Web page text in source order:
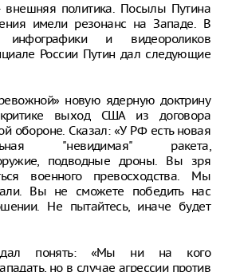
политика. Посылы Путина
имели резонанс на Западе. В
инфографики и видеороликов
России Путин дал следующие
новую ядерную доктрину
выход США из договора
обороне. Сказал: «У РФ есть новая
"невидимая" ракета,
подводные дроны. Вы зря
военного превосходства. Мы
Вы не сможете победить нас
Не пытайтесь, иначе будет
понять: «Мы ни на кого
но в случае агрессии против